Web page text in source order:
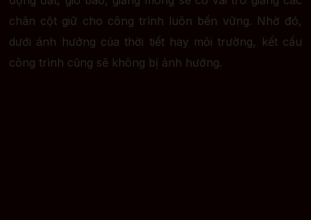
chân cột giữ cho công trình luôn bền vững. Nhờ đó,
dưới ánh hưởng của thời tiết hay môi trường, kết cấu
công trình cũng sẽ không bị ảnh hưởng.